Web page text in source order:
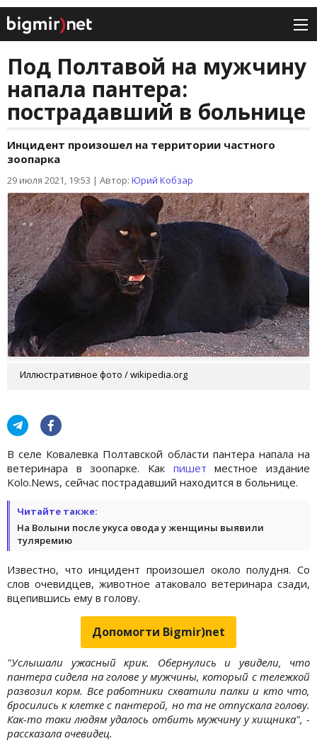
Под Полтавой на мужчину
напала пантера:
пострадавший в больнице
Инцидент произошел на территории частного
зоопарка
29 июля 2021, 19:53 | Автор: Юрий Кобзар
Иллюстративное фото / wikipedia.org
В селе Ковалевка Полтавской области пантера напала на
ветеринара в зоопарке. Как пишет местное издание
Kolo.News, сейчас пострадавший находится в больнице.
Читайте также:
На Волыни после укуса овода у женщины выявили
туляремию
Известно, что инцидент произошел около полудня. Со
слов очевидцев, животное атаковало ветеринара сзади,
вцепившись ему в голову.
Допомогти Bigmir)net
"Услышали ужасный крик. Обернулись и увидели, что
пантера сидела на голове у мужчины, который с тележкой
развозил корм. Все работники схватили палки и кто что,
бросились к клетке с пантерой, но та не отпускала голову.
Как-то таки людям удалось отбить мужчину у хищника", -
рассказала очевидец.